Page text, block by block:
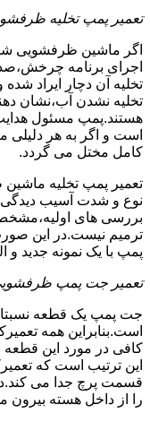
تعمیر پمپ تخلیه
اگر ماشین ظرفشویی
اجرای برنامه
تخلیه آن دچار ایراد
تخلیه نشدن آب،نشان
هستند.پمپ مسئول
است و اگر به هر
کامل مختل می گردد.
تعمیر پمپ تخلیه ماشین
نوع و شدت آسیب
بررسی های اولیه،مشخص
ترمیم نیست.در این
پمپ با یک نمونه جدید و
تعمیر جت پمپ
جت پمپ یک قطعه
است.بنابراین همه
کافی در مورد این
این ترتیب است که
قسمت پرچ جدا می
را از داخل هسته بیرون